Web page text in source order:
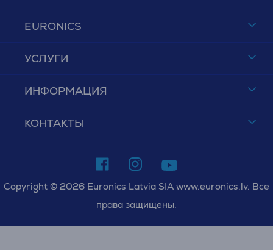
EURONICS
УСЛУГИ
ИНФОРМАЦИЯ
КОНТАКТЫ
Copyright © 2026 Euronics Latvia SIA www.euronics.lv. Все
права защищены.